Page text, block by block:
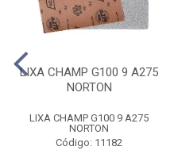
LIXA CHAMP G100 9 A275
NORTON
LIXA CHAMP G100 9 A275
NORTON
Código: 11182